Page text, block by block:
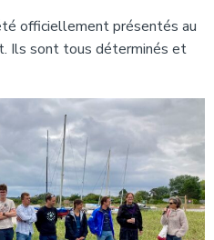
officiellement présentés au
Ils sont tous déterminés et